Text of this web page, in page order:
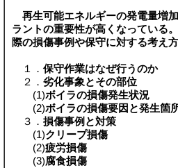
再生可能エネルギーの発電量増
ラントの重要性が高くなっている
際の損傷事例や保守に対する考え
１． 保守作業はなぜ行うのか
２． 劣化事象とその部位
(1)ボイラの損傷発生状況
(2)ボイラの損傷要因と発生箇
３． 損傷事例と対策
(1)クリープ損傷
(2)疲労損傷
(3)腐食損傷